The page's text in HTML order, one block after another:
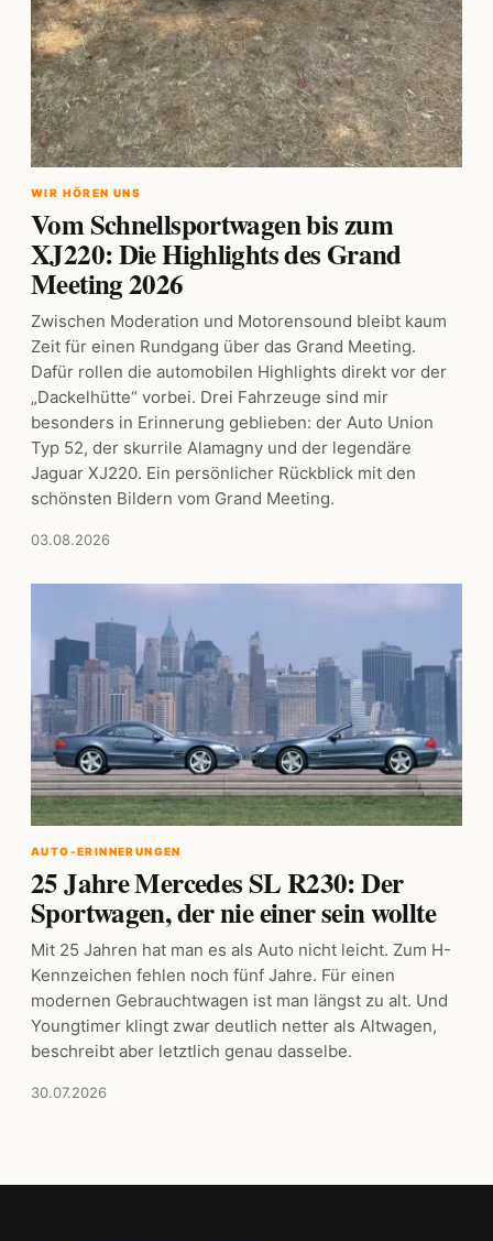
WIR HÖREN UNS
Vom Schnellsportwagen bis zum
XJ220: Die Highlights des Grand
Meeting 2026
Zwischen Moderation und Motorensound bleibt kaum
Zeit für einen Rundgang über das Grand Meeting.
Dafür rollen die automobilen Highlights direkt vor der
„Dackelhütte“ vorbei. Drei Fahrzeuge sind mir
besonders in Erinnerung geblieben: der Auto Union
Typ 52, der skurrile Alamagny und der legendäre
Jaguar XJ220. Ein persönlicher Rückblick mit den
schönsten Bildern vom Grand Meeting.
03.08.2026
AUTO-ERINNERUNGEN
25 Jahre Mercedes SL R230: Der
Sportwagen, der nie einer sein wollte
Mit 25 Jahren hat man es als Auto nicht leicht. Zum H-
Kennzeichen fehlen noch fünf Jahre. Für einen
modernen Gebrauchtwagen ist man längst zu alt. Und
Youngtimer klingt zwar deutlich netter als Altwagen,
beschreibt aber letztlich genau dasselbe.
30.07.2026